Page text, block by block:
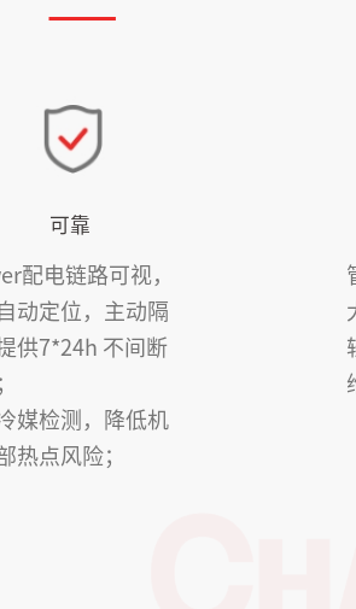
可靠
配电链路可视，
动定位，主动隔
供7*24h 不间断
媒检测，降低机
热点风险；